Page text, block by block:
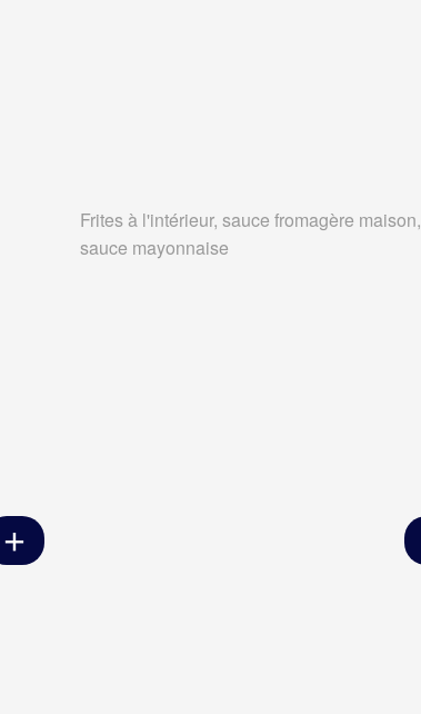
Frites à l'intérieur, sauce fromagère maison,
sauce mayonnaise